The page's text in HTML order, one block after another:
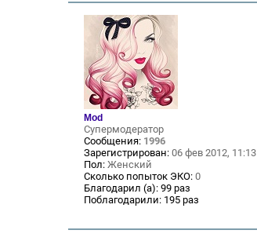
Mod
Супермодератор
Сообщения: 1996
Зарегистрирован: 06 фев 2012, 11:13
Пол: Женский
Сколько попыток ЭКО: 0
Благодарил (а): 99 раз
Поблагодарили: 195 раз